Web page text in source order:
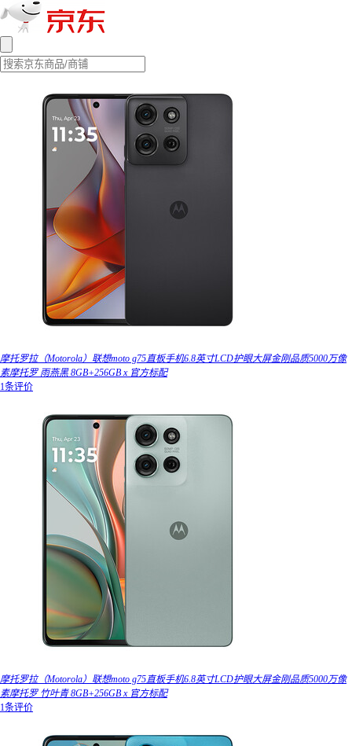
摩托罗拉（Motorola）联想moto g75直板手机6.8英寸LCD护眼大屏金刚品质5000万像
素摩托罗 雨燕黑 8GB+256GB x 官方标配
1条评价
摩托罗拉（Motorola）联想moto g75直板手机6.8英寸LCD护眼大屏金刚品质5000万像
素摩托罗 竹叶青 8GB+256GB x 官方标配
1条评价